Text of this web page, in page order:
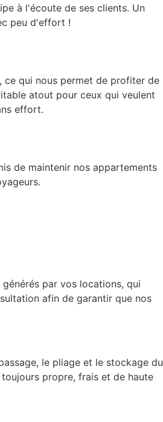
à l'écoute de ses clients. Un
peu d'effort !
ce qui nous permet de profiter de
atout pour ceux qui veulent
effort.
de maintenir nos appartements
par vos locations, qui
afin de garantir que nos
le pliage et le stockage du
propre, frais et de haute